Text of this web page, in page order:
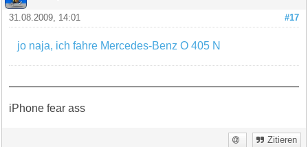
#17
31.08.2009, 14:01
jo naja, ich fahre Mercedes-Benz O 405 N
iPhone fear ass
Zitieren